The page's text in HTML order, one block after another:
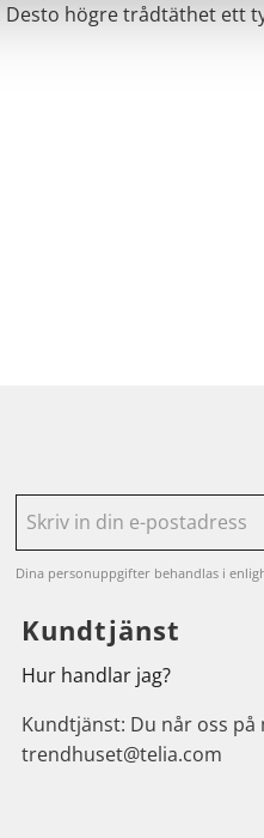
högre trådtäthet ett
Dina personuppgifter behandlas i
Kundtjänst
Hur handlar jag?
Kundtjänst: Du når oss
trendhuset@telia.com